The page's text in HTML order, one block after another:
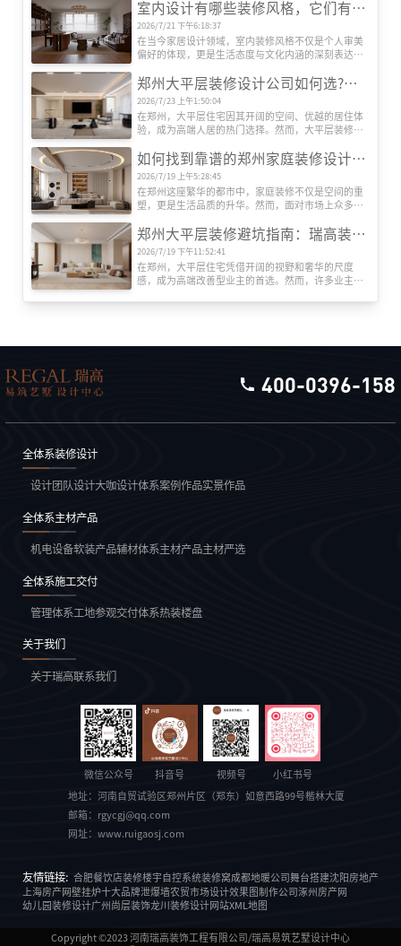
择一家既能满足个性化需求，又能提供专业服务的装
修公司，成为许多业主关注的焦点。在众多装饰公司
中，河南瑞高装饰凭借其独特的设计理念、精湛的施
工工艺和贴心的服务体系，逐渐在郑州装修市场占据
一席之地。本文将深入剖析瑞高装饰的核心竞争力，
室内设计有哪些装修风格，它们有什么特色
2026/7/21 下午6:18:37
在当今家居设计领域，室内装修风格不仅是个人审美
偏好的体现，更是生活态度与文化内涵的深刻表达。
风格呈现出前所未有的丰富性与创新性。从古典到现
代，从东方到西方，每一种风格都承载着独特的历史
记忆与美学价值，为居住空间注入灵魂与温度。目前
室内装修有哪些设计风格呢？
郑州大平层装修设计公司如何选?瑞高装饰告诉您把握这5大要点
2026/7/23 上午1:50:04
在郑州，大平层住宅因其开阔的空间、优越的居住体
验，成为高端人居的热门选择。然而，大平层装修对
一家专业且靠谱的装修公司?郑州瑞高装饰为您梳理关
键选择标准。
如何找到靠谱的郑州家庭装修设计公司?瑞高装饰揭秘专业选择指南
2026/7/19 上午5:28:45
在郑州这座繁华的都市中，家庭装修不仅是空间的重
塑，更是生活品质的升华。然而，面对市场上众多装
文以郑州知名品牌瑞高装饰为例，结合行业经验，为
您提供一份实用的选择指南。
郑州大平层装修避坑指南：瑞高装饰教你绕开6大鸡肋设计‌
2026/7/19 下午11:52:41
在郑州，大平层住宅凭借开阔的视野和奢华的尺度
感，成为高端改善型业主的首选。然而，许多业主在
400-0396-158
全体系装修设计
设计团队设计大咖设计体系案例作品实景作品
全体系主材产品
机电设备软装产品辅材体系主材产品主材严选
全体系施工交付
管理体系工地参观交付体系热装楼盘
关于我们
关于瑞高联系我们
微信公众号 抖音号 视频号 小红书号
地址： 河南自贸试验区郑州片区（郑东）如意西路99号楷林大厦
邮箱：
rgycgj@qq.com
网址： www.ruigaosj.com
友情链接: 合肥餐饮店装修楼宇自控系统装修窝成都地暖公司舞台搭建沈阳房地产
上海房产网壁挂炉十大品牌泄爆墙农贸市场设计效果图制作公司涿州房产网
幼儿园装修设计广州尚层装饰龙川装修设计网站XML地图
Copyright ©2023河南瑞高装饰工程有限公司/瑞高易筑艺墅设计中心